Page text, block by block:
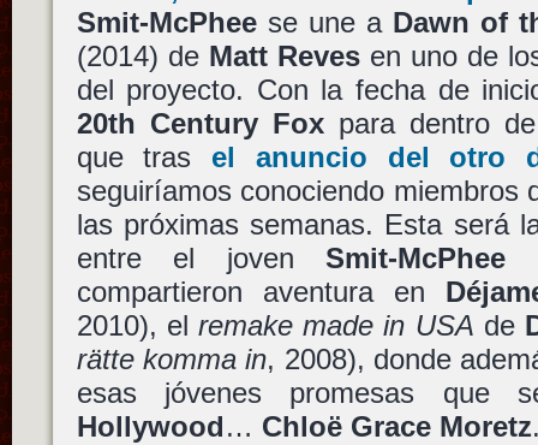
Smit-McPheese une a Dawn of
(2014) de Matt Revesen uno de
del proyecto. Con la fecha de
20th Century Foxpara dentro
que tras el anuncio del otro
seguiríamos conociendo miembros
las próximas semanas. Esta será
entre el jovenSmit-McPhee
compartieron aventura en
2010), el remake made in USA de
rätte komma in, 2008), donde
esas jóvenes promesas que
Hollywood… Chloë Grace Moretz